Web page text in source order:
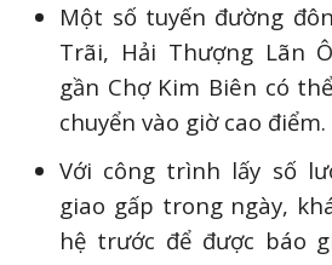
Một số tuyến đường
Trãi, Hải Thượng Lãn
gần Chợ Kim Biên có
chuyển vào giờ cao điểm.
Với công trình lấy số
giao gấp trong ngày,
hệ trước để được báo